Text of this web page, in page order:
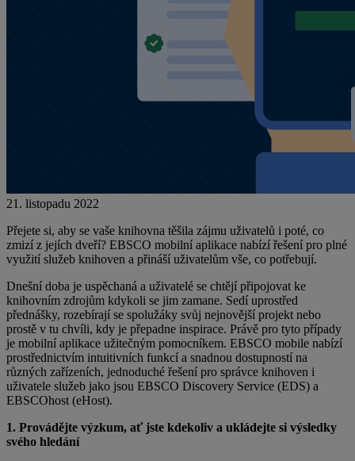
21. listopadu 2022
Přejete si, aby se vaše knihovna těšila zájmu uživatelů i poté, co
zmizí z jejích dveří? EBSCO mobilní aplikace nabízí řešení pro plné
využití služeb knihoven a přináší uživatelům vše, co potřebují.
Dnešní doba je uspěchaná a uživatelé se chtějí připojovat ke
knihovním zdrojům kdykoli se jim zamane. Sedí uprostřed
přednášky, rozebírají se spolužáky svůj nejnovější projekt nebo
prostě v tu chvíli, kdy je přepadne inspirace. Právě pro tyto případy
je mobilní aplikace užitečným pomocníkem. EBSCO mobile nabízí
prostřednictvím intuitivních funkcí a snadnou dostupností na
různých zařízeních, jednoduché řešení pro správce knihoven i
uživatele služeb jako jsou EBSCO Discovery Service (EDS) a
EBSCOhost (eHost).
1. Provádějte výzkum, ať jste kdekoliv a ukládejte si výsledky
svého hledání